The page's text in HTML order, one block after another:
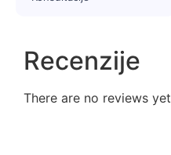
Recenzije
There are no reviews yet